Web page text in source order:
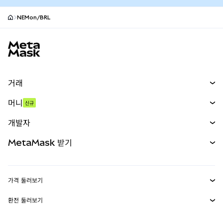
NEMon/BRL
거래
무기한 선물
실물자산
머니 신규
개발자
MetaMask Connect
MetaMask 받기
가격 둘러보기
이더리움 가격
환전 둘러보기